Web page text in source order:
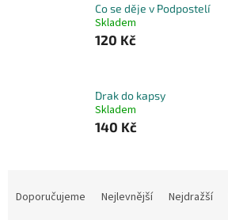
Co se děje v Podpostelí
Skladem
120 Kč
Drak do kapsy
Skladem
140 Kč
Doporučujeme Nejlevnější Nejdražší